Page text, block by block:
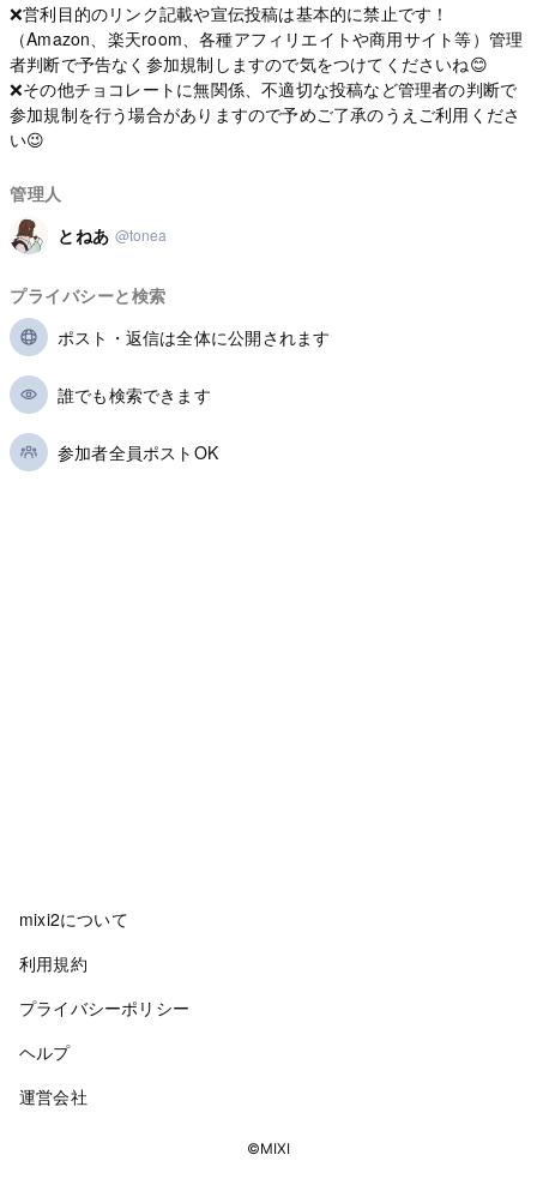
❌営利目的のリンク記載や宣伝投稿は基本的に禁止です！
（Amazon、楽天room、各種アフィリエイトや商用サイト等）管理
者判断で予告なく参加規制しますので気をつけてくださいね😊
❌その他チョコレートに無関係、不適切な投稿など管理者の判断で
参加規制を行う場合がありますので予めご了承のうえご利用くださ
い😉
管理人
とねあ @tonea
プライバシーと検索
ポスト・返信は全体に公開されます
誰でも検索できます
参加者全員ポストOK
mixi2について
利用規約
プライバシーポリシー
ヘルプ
運営会社
©MIXI